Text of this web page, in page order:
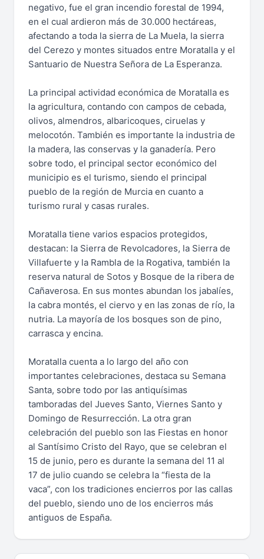
negativo, fue el gran incendio forestal de 1994,
en el cual ardieron más de 30.000 hectáreas,
afectando a toda la sierra de La Muela, la sierra
del Cerezo y montes situados entre Moratalla y el
Santuario de Nuestra Señora de La Esperanza.
La principal actividad económica de Moratalla es
la agricultura, contando con campos de cebada,
olivos, almendros, albaricoques, ciruelas y
melocotón. También es importante la industria de
la madera, las conservas y la ganadería. Pero
sobre todo, el principal sector económico del
municipio es el turismo, siendo el principal
pueblo de la región de Murcia en cuanto a
turismo rural y casas rurales.
Moratalla tiene varios espacios protegidos,
destacan: la Sierra de Revolcadores, la Sierra de
Villafuerte y la Rambla de la Rogativa, también la
reserva natural de Sotos y Bosque de la ribera de
Cañaverosa. En sus montes abundan los jabalíes,
la cabra montés, el ciervo y en las zonas de río, la
nutria. La mayoría de los bosques son de pino,
carrasca y encina.
Moratalla cuenta a lo largo del año con
importantes celebraciones, destaca su Semana
Santa, sobre todo por las antiquísimas
tamboradas del Jueves Santo, Viernes Santo y
Domingo de Resurrección. La otra gran
celebración del pueblo son las Fiestas en honor
al Santísimo Cristo del Rayo, que se celebran el
15 de junio, pero es durante la semana del 11 al
17 de julio cuando se celebra la “fiesta de la
vaca”, con los tradiciones encierros por las callas
del pueblo, siendo uno de los encierros más
antiguos de España.